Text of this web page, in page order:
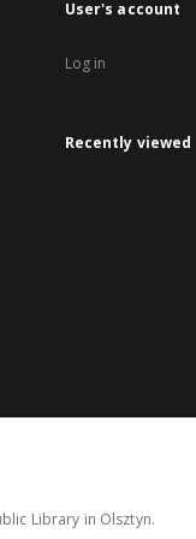
User's account
Log in
Recently viewed
Library in Olsztyn.